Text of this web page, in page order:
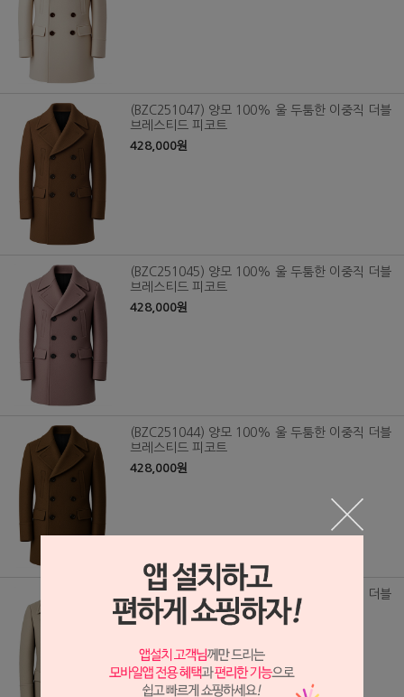
(BZC251047) 양모 100% 울 두툼한 이중직 더블
브레스티드 피코트
428,000원
(BZC251045) 양모 100% 울 두툼한 이중직 더블
브레스티드 피코트
428,000원
(BZC251044) 양모 100% 울 두툼한 이중직 더블
브레스티드 피코트
428,000원
(BZC251043) 양모 100% 울 두툼한 이중직 더블
브레스티드 피코트